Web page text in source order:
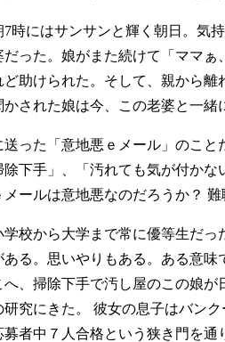
時にはサンサンと輝く朝日。気
った。娘がまた続けて「ママ
助けられた。そして、親から
された娘は今、この老婆と一
った「意地悪ｅメール」のこと
下手」、「汚れても気が付か
ールは意地悪なのだろうか？
校から大学まで常に優等生だ
る。思いやりもある。ある意
、掃除下手で汚し屋のこの娘
研究にきた。 彼女の息子はバン
募者中７人合格という狭き門を